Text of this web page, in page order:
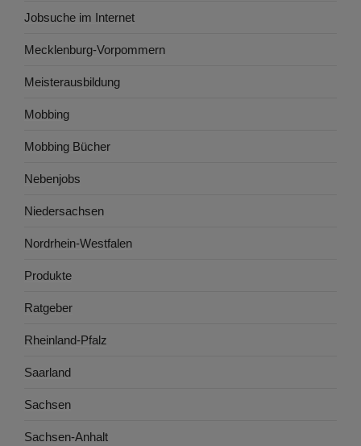
Jobsuche im Internet
Mecklenburg-Vorpommern
Meisterausbildung
Mobbing
Mobbing Bücher
Nebenjobs
Niedersachsen
Nordrhein-Westfalen
Produkte
Ratgeber
Rheinland-Pfalz
Saarland
Sachsen
Sachsen-Anhalt